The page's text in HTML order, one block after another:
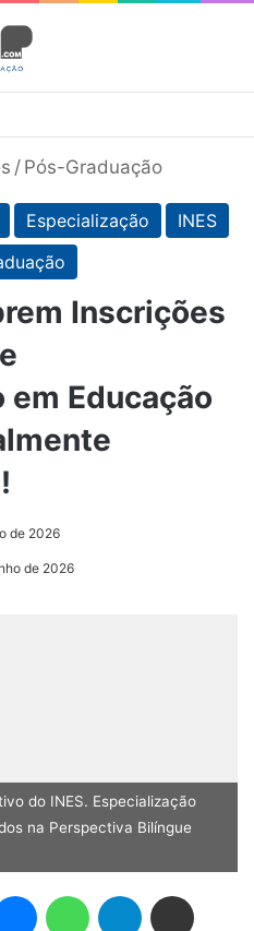
/ Pós-Graduação
Especialização
INES
Inscrições
Educação
de 2026
de 2026
do INES. Especialização
na Perspectiva Bilíngue